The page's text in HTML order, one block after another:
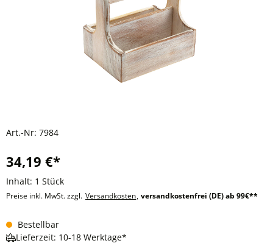
Art.-Nr: 7984
34,19 €*
Inhalt: 1 Stück
Preise inkl. MwSt. zzgl. Versandkosten, versandkostenfrei (DE) ab 99€**
Bestellbar
Lieferzeit: 10-18 Werktage*